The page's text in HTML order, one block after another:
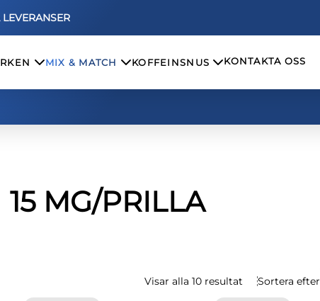
MIX & MATCH KOFFEINSNUS KONTAKTA OSS
15 MG/PRILLA
Visar alla 10 resultat Sortera efter